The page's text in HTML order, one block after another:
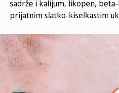
sadrže i kalijum, likopen,
prijatnim slatko-kiselkastim